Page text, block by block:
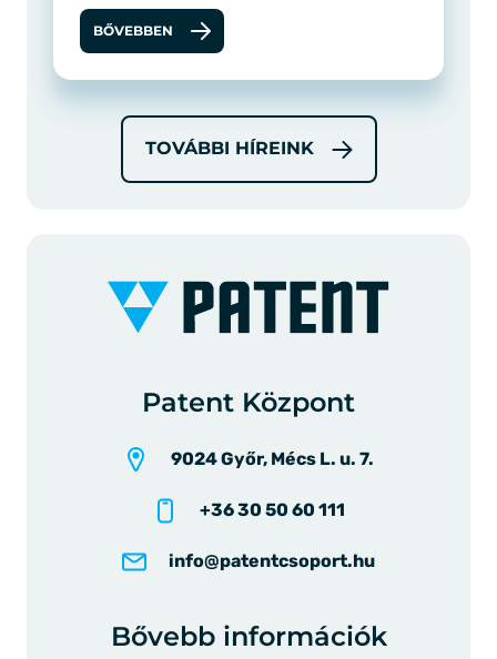
BŐVEBBEN
TOVÁBBI HÍREINK
Patent Központ
9024 Győr, Mécs L. u. 7.
+36 30 50 60 111
info@patentcsoport.hu
Bővebb információk